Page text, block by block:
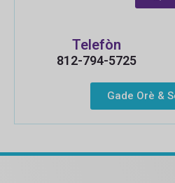
Telefòn
812-794-5725
Gade Orè &